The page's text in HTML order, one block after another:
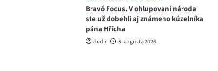
Bravó Focus. V ohlupovaní národa
ste už dobehli aj známeho kúzelníka
pána Hřícha
dedic 5. augusta 2026